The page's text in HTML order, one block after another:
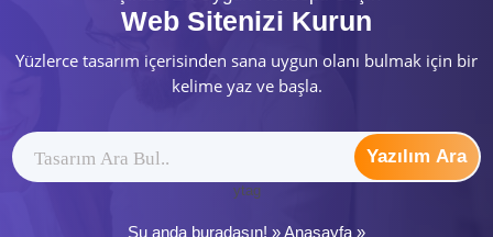
Web Sitenizi Kurun
Yüzlerce tasarım içerisinden sana uygun olanı bulmak için bir
kelime yaz ve başla.
Yazılım Ara
ytag
Şu anda buradasın! »Anasayfa »